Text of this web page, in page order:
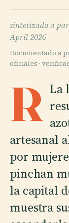
sintetizado a
April 2026
Documentado a
oficiales ·
R La
artesanal
por
pinchan
la capital
muestra